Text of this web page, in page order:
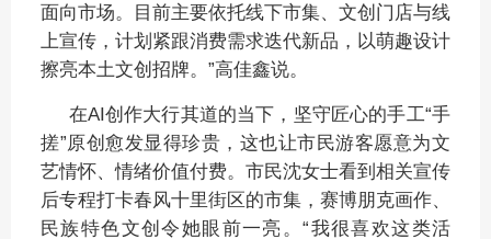
面向市场。目前主要依托线下市集、文创门店与线
上宣传，计划紧跟消费需求迭代新品，以萌趣设计
擦亮本土文创招牌。”高佳鑫说。
在AI创作大行其道的当下，坚守匠心的手工“手
搓”原创愈发显得珍贵，这也让市民游客愿意为文
艺情怀、情绪价值付费。市民沈女士看到相关宣传
后专程打卡春风十里街区的市集，赛博朋克画作、
民族特色文创令她眼前一亮。“我很喜欢这类活